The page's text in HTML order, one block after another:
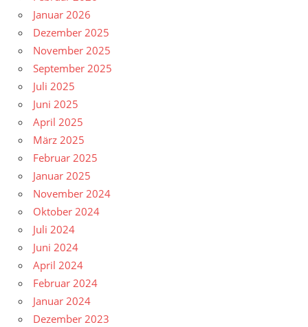
Januar 2026
Dezember 2025
November 2025
September 2025
Juli 2025
Juni 2025
April 2025
März 2025
Februar 2025
Januar 2025
November 2024
Oktober 2024
Juli 2024
Juni 2024
April 2024
Februar 2024
Januar 2024
Dezember 2023